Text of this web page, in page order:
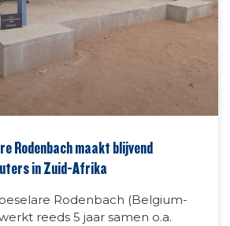
Rodenbach maakt blijvend
in Zuid-Afrika
Rodenbach (Belgium-
reeds 5 jaar samen o.a.